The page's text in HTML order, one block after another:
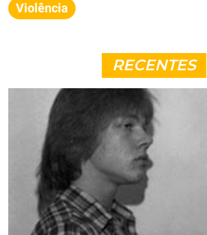
Violência
RECENTES